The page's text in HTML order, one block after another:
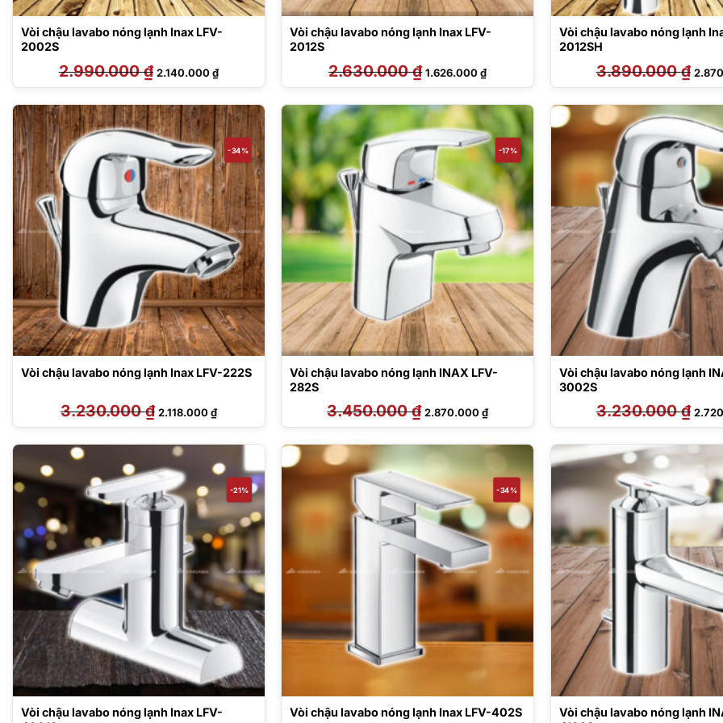
Vòi chậu lavabo nóng lạnh Inax LFV-
2002S
2.990.000₫ Giá
gốc
là:
2.140.000₫Giá
hiện
tại
2.140.000 ₫.
Vòi chậu lavabo nóng lạnh Inax LFV-
2012S
2.630.000₫ Giá
gốc
là:
1.626.000₫Giá
hiện
tại
1.626.000 ₫.
Vòi chậu lavabo nóng lạnh
2012SH
3.890.000₫ Giá
gốc
là:
-34%
Vòi chậu lavabo nóng lạnh Inax LFV-222S
3.230.000₫ Giá
gốc
là:
2.118.000₫Giá
hiện
tại
2.118.000 ₫.
-17%
Vòi chậu lavabo nóng lạnh INAX LFV-
282S
3.450.000₫ Giá
gốc
là:
2.870.000₫Giá
hiện
tại
2.870.000 ₫.
Vòi chậu lavabo nóng lạnh
3002S
3.230.000₫ Giá
gốc
là:
-21%
Vòi chậu lavabo nóng lạnh Inax LFV-
-34%
Vòi chậu lavabo nóng lạnh Inax LFV-402S
Vòi chậu lavabo nóng lạnh